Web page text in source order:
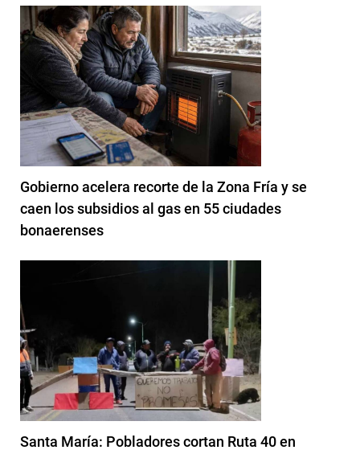
Gobierno acelera recorte de la Zona Fría y se
caen los subsidios al gas en 55 ciudades
bonaerenses
Santa María: Pobladores cortan Ruta 40 en